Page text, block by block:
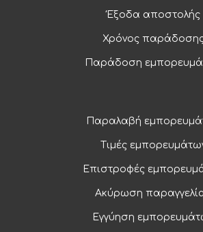
Έξοδα αποστολής
Χρόνος
Παράδοση
Παραλαβή
Τιμές
Επιστροφές
Ακύρωση
Εγγύηση